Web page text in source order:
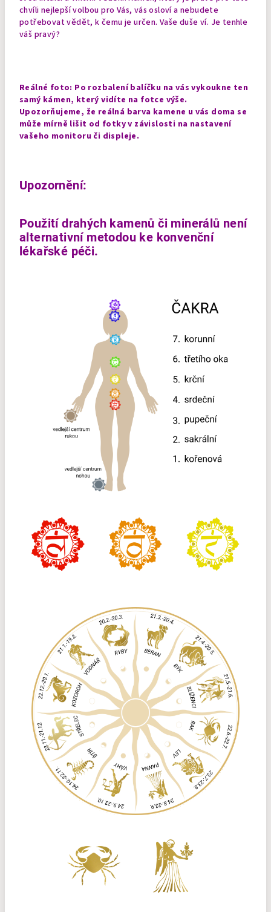
chvíli nejlepší volbou pro Vás, vás osloví a nebudete
potřebovat vědět, k čemu je určen. Vaše duše ví. Je tenhle
váš pravý?
Reálné foto: Po rozbalení balíčku na vás vykoukne ten
samý kámen, který vidíte na fotce výše.
Upozorňujeme, že reálná barva kamene u vás doma se
může mírně lišit od fotky v závislosti na nastavení
vašeho monitoru či displeje.
Upozornění:
Použití drahých kamenů či minerálů není
alternativní metodou ke konvenční
lékařské péči.